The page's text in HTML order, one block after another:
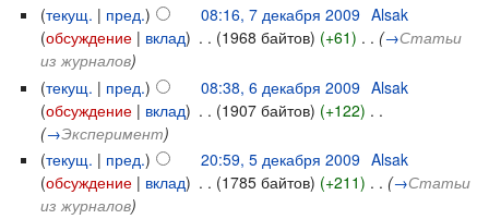
(текущ. | пред.) 08:16, 7 декабря 2009 Alsak
(обсуждение | вклад) . . (1968 байтов) (+61) . . (→Статьи
из журналов)
(текущ. | пред.) 08:38, 6 декабря 2009 Alsak
(обсуждение | вклад) . . (1907 байтов) (+122) . .
(→Эксперимент)
(текущ. | пред.) 20:59, 5 декабря 2009 Alsak
(обсуждение | вклад) . . (1785 байтов) (+211) . . (→Статьи
из журналов)